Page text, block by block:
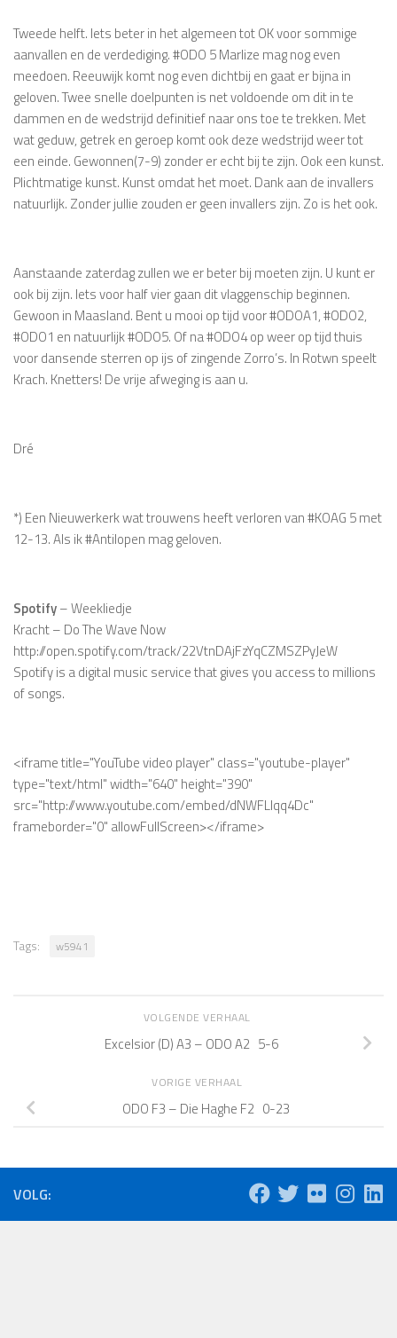
Tweede helft. Iets beter in het algemeen tot OK voor sommige
aanvallen en de verdediging. #ODO 5 Marlize mag nog even
meedoen. Reeuwijk komt nog even dichtbij en gaat er bijna in
geloven. Twee snelle doelpunten is net voldoende om dit in te
dammen en de wedstrijd definitief naar ons toe te trekken. Met
wat geduw, getrek en geroep komt ook deze wedstrijd weer tot
een einde. Gewonnen(7-9) zonder er echt bij te zijn. Ook een kunst.
Plichtmatige kunst. Kunst omdat het moet. Dank aan de invallers
natuurlijk. Zonder jullie zouden er geen invallers zijn. Zo is het ook.
Aanstaande zaterdag zullen we er beter bij moeten zijn. U kunt er
ook bij zijn. Iets voor half vier gaan dit vlaggenschip beginnen.
Gewoon in Maasland. Bent u mooi op tijd voor #ODOA1, #ODO2,
#ODO1 en natuurlijk #ODO5. Of na #ODO4 op weer op tijd thuis
voor dansende sterren op ijs of zingende Zorro’s. In Rotwn speelt
Krach. Knetters! De vrije afweging is aan u.
Dré
*) Een Nieuwerkerk wat trouwens heeft verloren van #KOAG 5 met
12-13. Als ik #Antilopen mag geloven.
Spotify– Weekliedje
Kracht – Do The Wave Now
http://open.spotify.com/track/22VtnDAjFzYqCZMSZPyJeW
Spotify is a digital music service that gives you access to millions
of songs.
<iframe title="YouTube video player" class="youtube-player"
type="text/html" width="640" height="390"
src="http://www.youtube.com/embed/dNWFLIqq4Dc"
frameborder="0" allowFullScreen></iframe>
Tags: w5941
VOLGENDE VERHAAL
Excelsior (D) A3 – ODO A2 5-6
VORIGE VERHAAL
ODO F3 – Die Haghe F2 0-23
VOLG: